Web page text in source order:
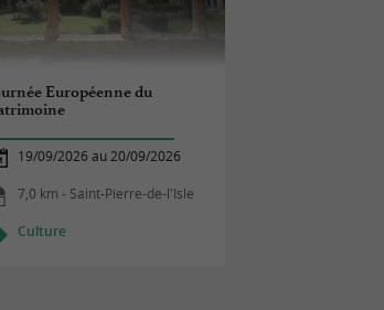
Européenne du
19/09/2026 au 20/09/2026
7,0 km - Saint-Pierre-de-l'Isle
Culture